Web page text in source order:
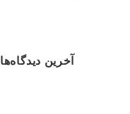
آخرین دیدگاه‌ها